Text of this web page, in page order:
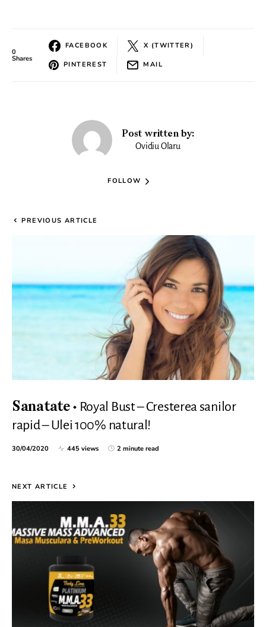
0
Shares
FACEBOOK X (TWITTER)
PINTEREST MAIL
Post written by:
Ovidiu Olaru
FOLLOW
PREVIOUS ARTICLE
Sanatate
Royal Bust – Cresterea sanilor
rapid – Ulei 100% natural!
30/04/2020 445 views 2 minute read
NEXT ARTICLE